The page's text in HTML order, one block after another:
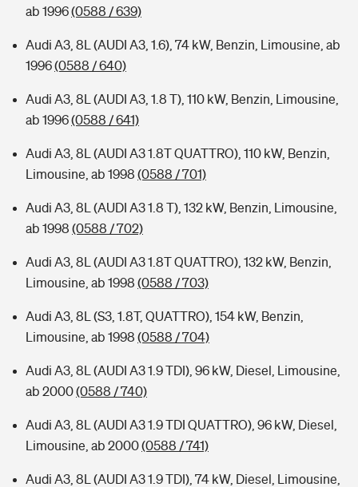
Tools
Kinderunfall-Check: Mehr Sicherheit für deine Kids
Typklassen: So ist Ihr Auto eingestuft
ab 1996(0588 / 639)
Audi A3, 8L (AUDI A3, 1.6), 74 kW, Benzin, Limousine, ab
1996(0588 / 640)
Audi A3, 8L (AUDI A3, 1.8 T), 110 kW, Benzin, Limousine,
ab 1996(0588 / 641)
Audi A3, 8L (AUDI A3 1.8T QUATTRO), 110 kW, Benzin,
Limousine, ab 1998 (0588 / 701)
Audi A3, 8L (AUDI A3 1.8 T), 132 kW, Benzin, Limousine,
ab 1998 (0588 / 702)
Audi A3, 8L (AUDI A3 1.8T QUATTRO), 132 kW, Benzin,
Limousine, ab 1998 (0588 / 703)
Audi A3, 8L (S3, 1.8T, QUATTRO), 154 kW, Benzin,
Limousine, ab 1998 (0588 / 704)
Audi A3, 8L (AUDI A3 1.9 TDI), 96 kW, Diesel, Limousine,
ab 2000(0588 / 740)
Audi A3, 8L (AUDI A3 1.9 TDI QUATTRO), 96 kW, Diesel,
Limousine, ab 2000(0588 / 741)
Audi A3, 8L (AUDI A3 1.9 TDI), 74 kW, Diesel, Limousine,